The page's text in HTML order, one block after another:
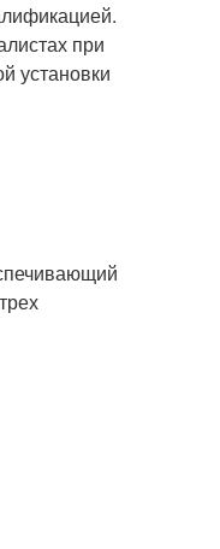
при
установки